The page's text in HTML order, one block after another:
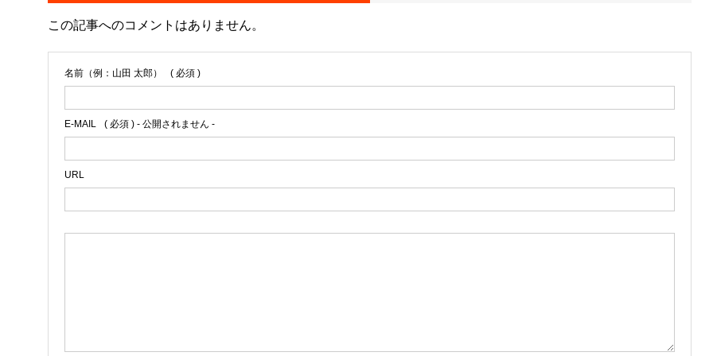
この記事へのコメントはありません。
名前（例：山田 太郎） ( 必須 )
E-MAIL ( 必須 ) - 公開されません -
URL